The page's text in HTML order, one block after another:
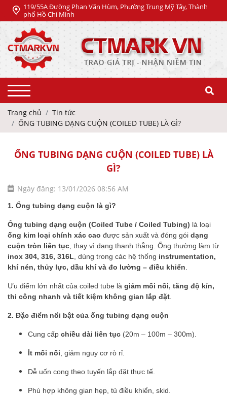
119/55A Đường Phan Văn Hùm, Phường Trung Mỹ Tây, Thành
phố Hồ Chí Minh
Trang chủ
Tin tức
ỐNG TUBING DẠNG CUỘN (COILED TUBE) LÀ GÌ?
ỐNG TUBING DẠNG CUỘN (COILED TUBE) LÀ
GÌ?
Ngày đăng: 13/01/2026 08:56 AM
1. Ống tubing dạng cuộn là gì?
Ống tubing dạng cuộn (Coiled Tube / Coiled Tubing) là loại
ống kim loại chính xác cao được sản xuất và đóng gói dạng
cuộn tròn liên tục , thay vì dạng thanh thẳng. Ống thường làm từ
inox 304, 316, 316L , dùng trong các hệ thống instrumentation,
khí nén, thủy lực, dầu khí và đo lường – điều khiển
Ưu điểm lớn nhất của coiled tube là giảm mối nối, tăng độ kín,
thi công nhanh và tiết kiệm không gian lắp đặt
2. Đặc điểm nổi bật của ống tubing dạng cuộn
Cung cấp chiều dài liên tục (20m – 100m – 300m).
Ít mối nối , giảm nguy cơ rò rỉ.
Dễ uốn cong theo tuyến lắp đặt thực tế.
Phù hợp không gian hẹp, tủ điều khiển, skid.